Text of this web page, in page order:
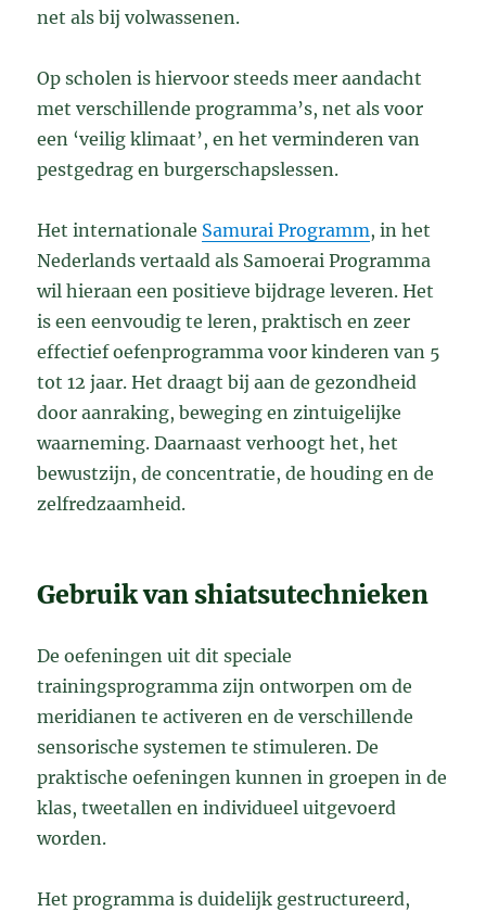
net als bij volwassenen.
Op scholen is hiervoor steeds meer aandacht
met verschillende programma’s, net als voor
een ‘veilig klimaat’, en het verminderen van
pestgedrag en burgerschapslessen.
Het internationale Samurai Programm, in het
Nederlands vertaald als Samoerai Programma
wil hieraan een positieve bijdrage leveren. Het
is een eenvoudig te leren, praktisch en zeer
effectief oefenprogramma voor kinderen van 5
tot 12 jaar. Het draagt bij aan de gezondheid
door aanraking, beweging en zintuigelijke
waarneming. Daarnaast verhoogt het, het
bewustzijn, de concentratie, de houding en de
zelfredzaamheid.
Gebruik van shiatsutechnieken
De oefeningen uit dit speciale
trainingsprogramma zijn ontworpen om de
meridianen te activeren en de verschillende
sensorische systemen te stimuleren. De
praktische oefeningen kunnen in groepen in de
klas, tweetallen en individueel uitgevoerd
worden.
Het programma is duidelijk gestructureerd,